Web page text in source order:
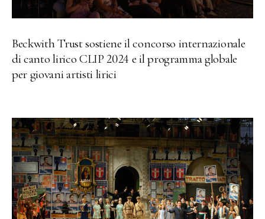
Beckwith Trust sostiene il concorso internazionale
di canto lirico CLIP 2024 e il programma globale
per giovani artisti lirici